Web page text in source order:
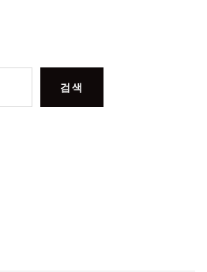
검색